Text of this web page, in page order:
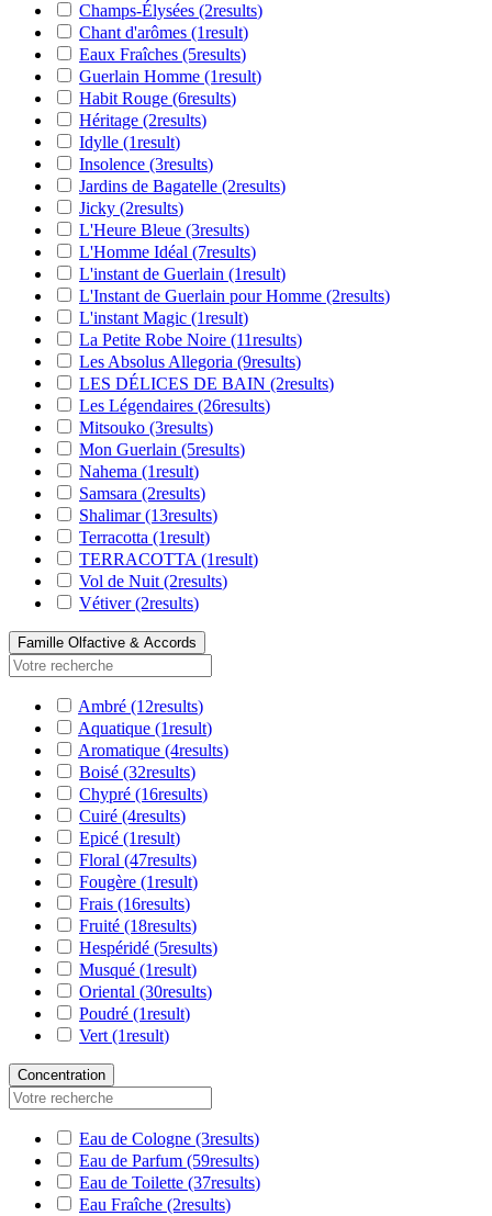
Champs-Élysées (2results)
Chant d'arômes (1result)
Eaux Fraîches (5results)
Guerlain Homme (1result)
Habit Rouge (6results)
Héritage (2results)
Idylle (1result)
Insolence (3results)
Jardins de Bagatelle (2results)
Jicky (2results)
L'Heure Bleue (3results)
L'Homme Idéal (7results)
L'instant de Guerlain (1result)
L'Instant de Guerlain pour Homme (2results)
L'instant Magic (1result)
La Petite Robe Noire (11results)
Les Absolus Allegoria (9results)
LES DÉLICES DE BAIN (2results)
Les Légendaires (26results)
Mitsouko (3results)
Mon Guerlain (5results)
Nahema (1result)
Samsara (2results)
Shalimar(13results)
Terracotta (1result)
TERRACOTTA(1result)
Vol de Nuit(2results)
Vétiver(2results)
Famille Olfactive & Accords
Ambré (12results)
Aquatique (1result)
Aromatique (4results)
Boisé (32results)
Chypré (16results)
Cuiré (4results)
Epicé (1result)
Floral (47results)
Fougère (1result)
Frais (16results)
Fruité (18results)
Hespéridé (5results)
Musqué (1result)
Oriental (30results)
Poudré (1result)
Vert(1result)
Concentration
Eau de Cologne (3results)
Eau de Parfum (59results)
Eau de Toilette (37results)
Eau Fraîche (2results)